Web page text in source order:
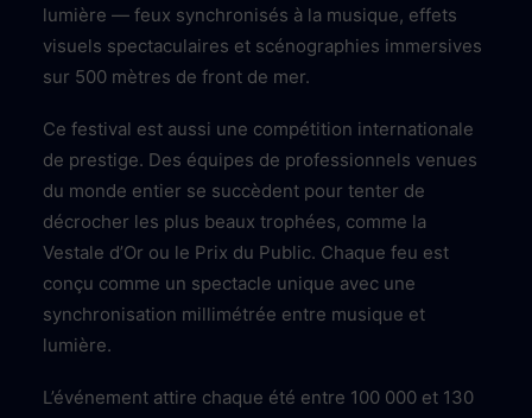
lumière — feux synchronisés à la musique, effets
visuels spectaculaires et scénographies immersives
sur 500 mètres de front de mer.
Ce festival est aussi une compétition internationale
de prestige. Des équipes de professionnels venues
du monde entier se succèdent pour tenter de
décrocher les plus beaux trophées, comme la
Vestale d’Or ou le Prix du Public. Chaque feu est
conçu comme un spectacle unique avec une
synchronisation millimétrée entre musique et
lumière.
L’événement attire chaque été entre 100 000 et 130